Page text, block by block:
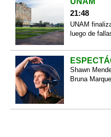
21:48
UNAM
luego de
Shawn
Bruna